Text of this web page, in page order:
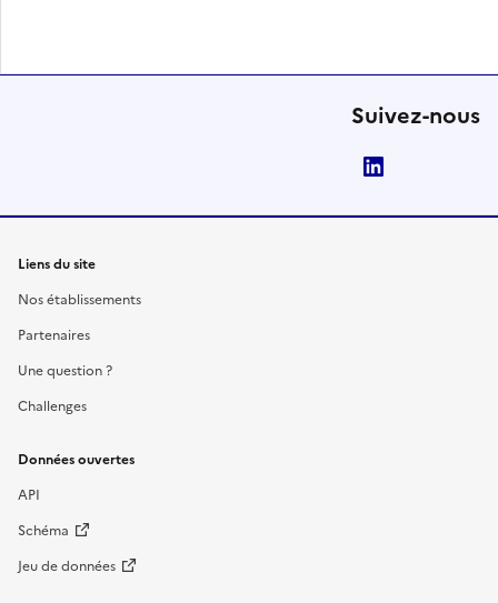
Suivez-nous
Liens du site
Nos établissements
Partenaires
Une question ?
Challenges
Données ouvertes
API
Schéma
Jeu de données